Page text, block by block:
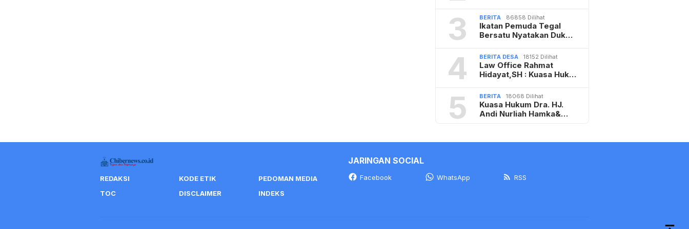
3 BERITA 86858 Dilihat
Ikatan Pemuda Tegal
Bersatu Nyatakan Duk…
4 BERITA DESA 18152 Dilihat
Law Office Rahmat
Hidayat,SH : Kuasa Huk…
5 BERITA 18068 Dilihat
Kuasa Hukum Dra. HJ.
Andi Nurliah Hamka&…
REDAKSI KODE ETIK
PEDOMAN MEDIA
TOC
DISCLAIMER INDEKS
JARINGAN SOCIAL
Facebook WhatsApp RSS